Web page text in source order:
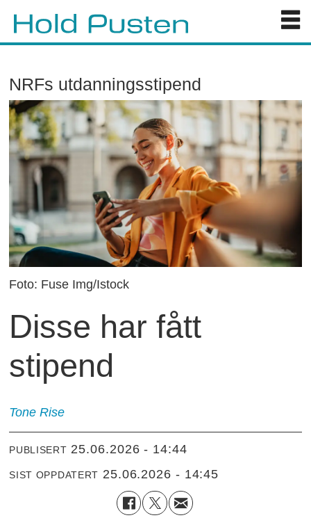
NRFs utdanningsstipend
Foto: Fuse Img/Istock
Disse har fått
stipend
Tone Rise
PUBLISERT 25.06.2026 - 14:44
SIST OPPDATERT 25.06.2026 - 14:45